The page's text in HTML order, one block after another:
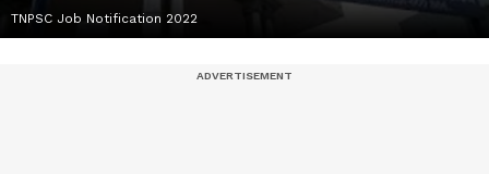
TNPSC Job Notification 2022